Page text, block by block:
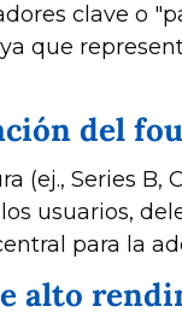
clave o
que
del
(ej., Series B,
usuarios,
para la
alto